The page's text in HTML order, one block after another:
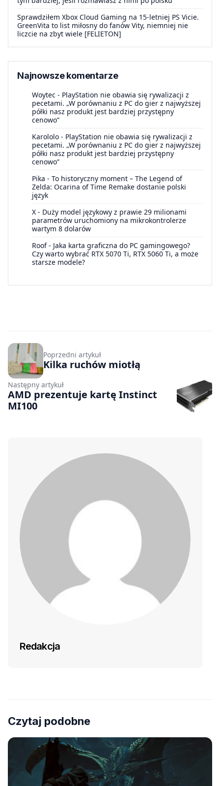
Sprawdziłem Xbox Cloud Gaming na 15-letniej PS Vicie.
GreenVita to list miłosny do fanów Vity, niemniej nie
liczcie na zbyt wiele [FELIETON]
Najnowsze komentarze
Woytec - PlayStation nie obawia się rywalizacji z
pecetami. „W porównaniu z PC do gier z najwyższej
półki nasz produkt jest bardziej przystępny
cenowo”
Karololo - PlayStation nie obawia się rywalizacji z
pecetami. „W porównaniu z PC do gier z najwyższej
półki nasz produkt jest bardziej przystępny
cenowo”
Pika - To historyczny moment – The Legend of
Zelda: Ocarina of Time Remake dostanie polski
język
X - Duży model językowy z prawie 29 milionami
parametrów uruchomiony na mikrokontrolerze
wartym 8 dolarów
Roof- Jaka karta graficzna do PC gamingowego?
Czy warto wybrać RTX 5070 Ti, RTX 5060 Ti, a może
starsze modele?
Poprzedni artykuł
Kilka ruchów miotłą
Następny artykuł
AMD prezentuje kartę Instinct
MI100
Redakcja
Czytaj podobne